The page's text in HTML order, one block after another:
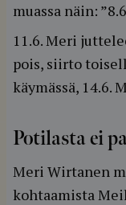
muassa näin:
11.6. Meri
pois, siirto
käymässä, 14.6.
Potilasta ei
Meri Wirtanen
kohtaamista